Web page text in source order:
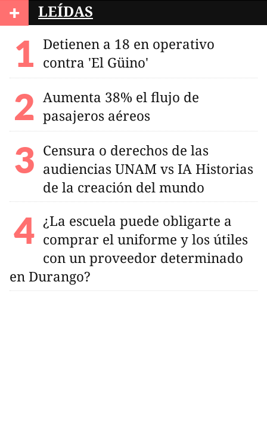
+ LEÍDAS
Detienen a 18 en operativo
contra 'El Güino'
Aumenta 38% el flujo de
pasajeros aéreos
Censura o derechos de las
audiencias UNAM vs IA Historias
de la creación del mundo
¿La escuela puede obligarte a
comprar el uniforme y los útiles
con un proveedor determinado
en Durango?